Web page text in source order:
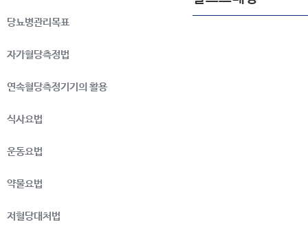
당뇨병관리목표
자가혈당측정법
연속혈당측정기기의 활용
식사요법
운동요법
약물요법
저혈당대처법